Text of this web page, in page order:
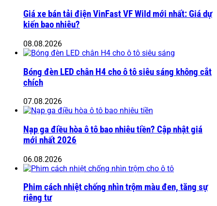
Giá xe bán tải điện VinFast VF Wild mới nhất: Giá dự
kiến bao nhiêu?
08.08.2026
Bóng đèn LED chân H4 cho ô tô siêu sáng không cắt
chích
07.08.2026
Nạp ga điều hòa ô tô bao nhiêu tiền? Cập nhật giá
mới nhất 2026
06.08.2026
Phim cách nhiệt chống nhìn trộm màu đen, tăng sự
riêng tư